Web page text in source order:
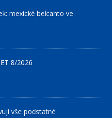
mexické belcanto ve
8/2026
vše podstatné